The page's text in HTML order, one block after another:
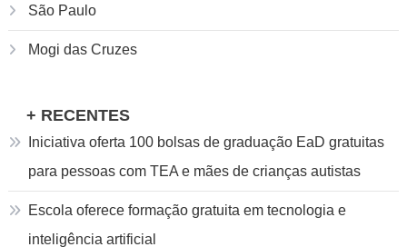
São Paulo
Mogi das Cruzes
+ RECENTES
Iniciativa oferta 100 bolsas de graduação EaD gratuitas
para pessoas com TEA e mães de crianças autistas
Escola oferece formação gratuita em tecnologia e
inteligência artificial